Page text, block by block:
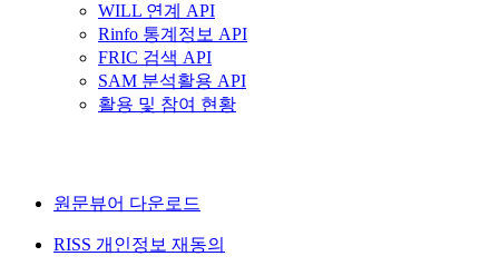
WILL 연계 API
Rinfo 통계정보 API
FRIC 검색 API
SAM 분석활용 API
활용 및 참여 현황
원문뷰어 다운로드
RISS 개인정보 재동의